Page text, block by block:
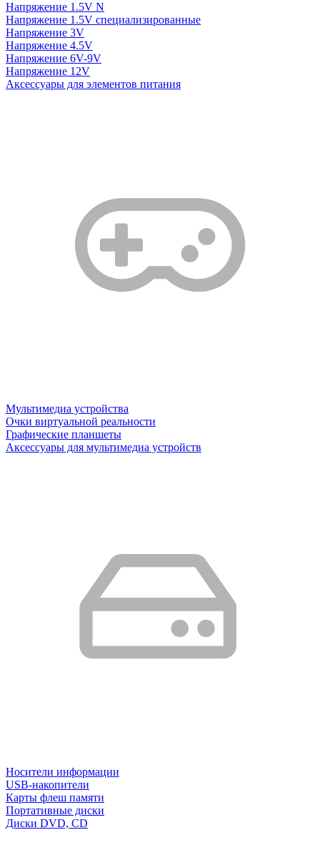
Напряжение 1.5V N
Напряжение 1.5V специализированные
Напряжение 3V
Напряжение 4.5V
Напряжение 6V-9V
Напряжение 12V
Аксессуары для элементов питания
Мультимедиа устройства
Очки виртуальной реальности
Графические планшеты
Аксессуары для мультимедиа устройств
Носители информации
USB-накопители
Карты флеш памяти
Портативные диски
Диски DVD, CD